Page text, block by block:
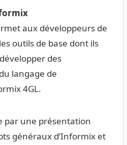
aux développeurs de
outils de base dont ils
des
langage de
4GL.
par une présentation
généraux d’Informix et